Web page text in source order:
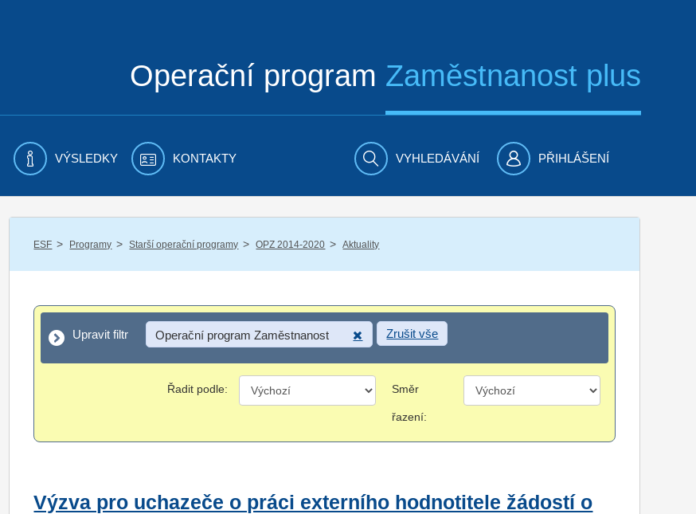
Operační program Zaměstnanost plus
VÝSLEDKY KONTAKTY VYHLEDÁVÁNÍ PŘIHLÁŠENÍ
ESF / Programy / Starší operační programy / OPZ 2014-2020 / Aktuality
Upravit filtr
Upravit filtr Operační program Zaměstnanost Zrušit vše
Řadit podle: Směr
řazení:
Výzva pro uchazeče o práci externího hodnotitele žádostí o